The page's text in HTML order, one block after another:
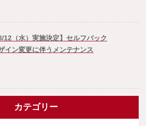
8/12（水）実施決定】セルフバック
イン変更に伴うメンテナンス
カテゴリー